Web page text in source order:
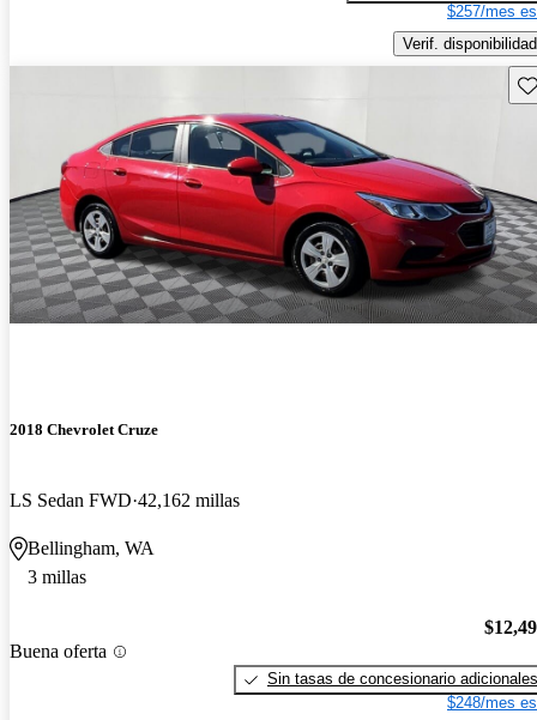
$257/mes
Verif. disponibilidad
2018 Chevrolet Cruze
LS Sedan FWD 42,162 millas
Bellingham, WA
3 millas
Buena oferta
Sin tasas de concesionario adicionales
$248/mes